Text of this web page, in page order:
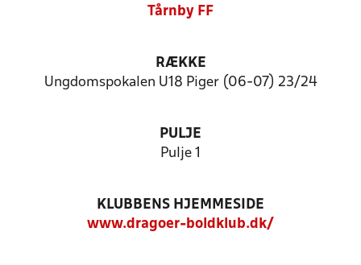
Tårnby FF
RÆKKE
Ungdomspokalen U18 Piger (06-07) 23/24
PULJE
Pulje 1
KLUBBENS HJEMMESIDE
www.dragoer-boldklub.dk/